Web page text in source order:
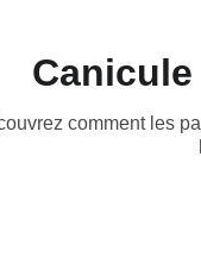
comment les